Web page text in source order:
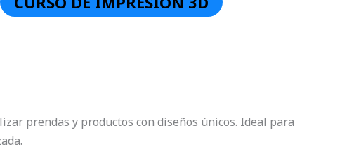
prendas y productos con diseños únicos. Ideal para